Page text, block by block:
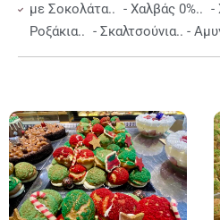
με Σοκολάτα.. - Χαλβάς 0%.. -
Ροξάκια.. - Σκαλτσούνια.. -